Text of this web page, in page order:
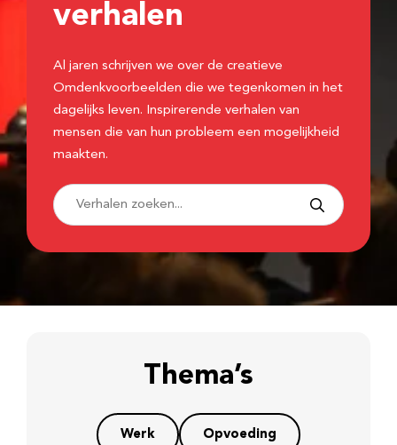
verhalen
Al jaren schrijven we over de creatieve
Omdenkvoorbeelden die we tegenkomen in het
dagelijks leven. Inspirerende verhalen van
mensen die van hun probleem een mogelijkheid
maakten.
Thema’s
Werk Opvoeding